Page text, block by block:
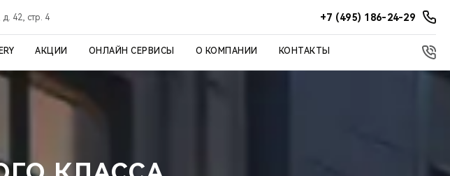
42, стр. 4 +7 (495) 186-24-29
АКЦИИ ОНЛАЙН СЕРВИСЫ О КОМПАНИИ КОНТАКТЫ